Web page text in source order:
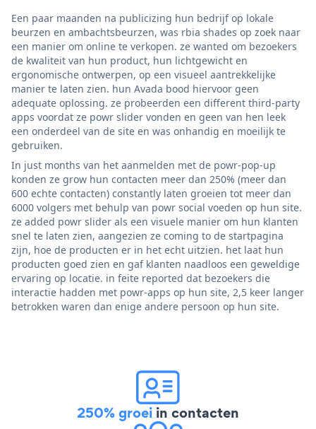
Een paar maanden na publicizing hun bedrijf op lokale
beurzen en ambachtsbeurzen, was rbia shades op zoek naar
een manier om online te verkopen. ze wanted om bezoekers
de kwaliteit van hun product, hun lichtgewicht en
ergonomische ontwerpen, op een visueel aantrekkelijke
manier te laten zien. hun Avada bood hiervoor geen
adequate oplossing. ze probeerden een different third-party
apps voordat ze powr slider vonden en geen van hen leek
een onderdeel van de site en was onhandig en moeilijk te
gebruiken.
In just months van het aanmelden met de powr-pop-up
konden ze grow hun contacten meer dan 250% (meer dan
600 echte contacten) constantly laten groeien tot meer dan
6000 volgers met behulp van powr social voeden op hun site.
ze added powr slider als een visuele manier om hun klanten
snel te laten zien, aangezien ze coming to de startpagina
zijn, hoe de producten er in het echt uitzien. het laat hun
producten goed zien en gaf klanten naadloos een geweldige
ervaring op locatie. in feite reported dat bezoekers die
interactie hadden met powr-apps op hun site, 2,5 keer langer
betrokken waren dan enige andere persoon op hun site.
250% groei in contacten